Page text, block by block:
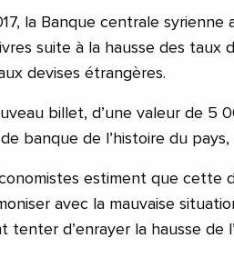
la Banque centrale
suite à la hausse des taux
devises étrangères.
billet, d’une valeur de 5
banque de l’histoire du
estiment que cette
avec la mauvaise
tenter d’enrayer la hausse de